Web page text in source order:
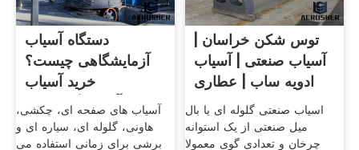
دستگاه آسیاب
آزمایشگاهی چیست؟
خرید آسیاب
آزمایشگاهی پویا ...
آسیاب های صفحه ای، چکشی،
هاونی، گلوله ای، سیاره ای و
برشی برای زمانی استفاده می
توس شکن خراسان |
آسیاب صنعتی | آسیاب
ادویه ساب | عطاری
اسیاب صنعتی گلوله ای یا بال
میل صنعتی از یک استوانه
چرخان و تعدادی گوی معمولا